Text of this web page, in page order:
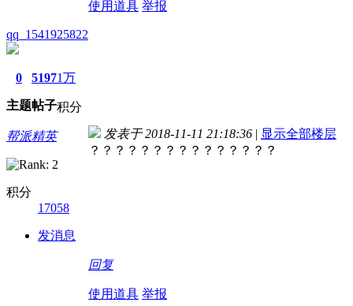
使用道具 举报
qq_1541925822
0
主题
5197
帖子
1万
积分
帮派精英
积分
17058
发消息
发表于 2018-11-11 21:18:36 | 显示全部楼层
？？？？？？？？？？？？？？？
回复
使用道具 举报